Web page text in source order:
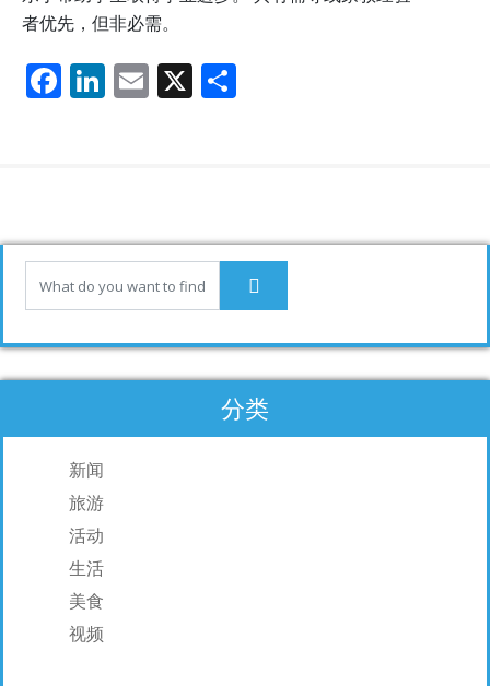
者优先，但非必需。
F
o
k
Li
n
E X
分类
新闻
旅游
活动
生活
美食
视频